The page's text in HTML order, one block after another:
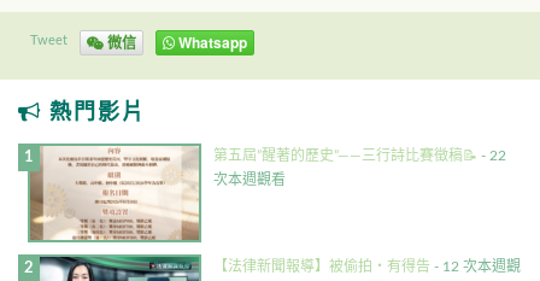
Tweet 微信 Whatsapp
熱門影片
第五屆”醒著的歷史”——三行詩比賽徵稿📝 - 22
次本週觀看
【法律新聞報導】被偷拍・有得告 - 12 次本週觀